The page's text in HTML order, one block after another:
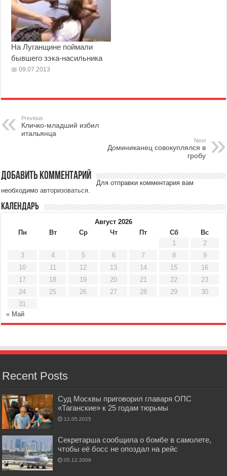
На Луганщине поймали
бывшего зэка-насильника
09.07.2013
Previous
Кличко-младший избил
итальянца
Next
Доминиканец совокуплялся в
гробу
Добавить комментарий
Для отправки комментария вам
необходимоавторизоваться.
Календарь
Август 2026
Пн
Вт Ср Чт Пт Сб
Вс
1
2
3
4 5 6 7 8
9
10
11 12 13 14 15
16
17
18 19 20 21 22
23
24
25 26 27 28 29
30
31
« Май
Recent Posts
Суд Москвы приговорил главаря ОПС
«Таганские» к 25 годам тюрьмы
12.05.2025
Секретарша сообщила о бомбе в самолете,
чтобы её босс не опоздал на рейс
05.12.2009